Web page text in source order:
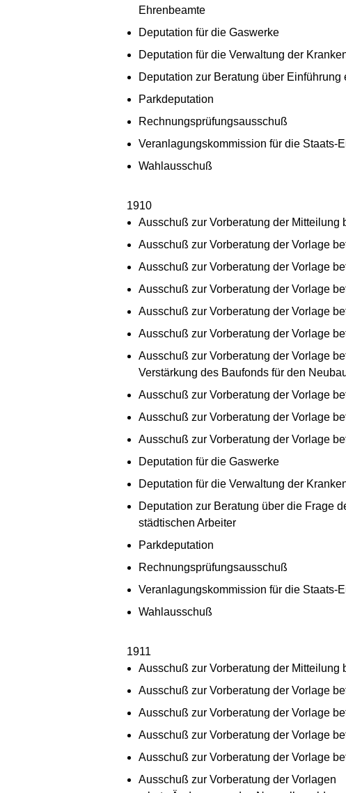
Ehrenbeamte
Deputation für die Gaswerke
Deputation für die Verwaltung der
Deputation zur Beratung über
Parkdeputation
Rechnungsprüfungsausschuß
Veranlagungskommission für die Staats-
Wahlausschuß
1910
Ausschuß zur Vorberatung der Mitteilung
Ausschuß zur Vorberatung der Vorlage
Ausschuß zur Vorberatung der Vorlage
Ausschuß zur Vorberatung der Vorlage
Ausschuß zur Vorberatung der Vorlage
Ausschuß zur Vorberatung der Vorlage
Ausschuß zur Vorberatung der Vorlage
Verstärkung des Baufonds für den
Ausschuß zur Vorberatung der Vorlage
Ausschuß zur Vorberatung der Vorlage
Ausschuß zur Vorberatung der Vorlage
Deputation für die Gaswerke
Deputation für die Verwaltung der
Deputation zur Beratung über die Frage
städtischen Arbeiter
Parkdeputation
Rechnungsprüfungsausschuß
Veranlagungskommission für die Staats-
Wahlausschuß
1911
Ausschuß zur Vorberatung der Mitteilung
Ausschuß zur Vorberatung der Vorlage
Ausschuß zur Vorberatung der Vorlage
Ausschuß zur Vorberatung der Vorlage
Ausschuß zur Vorberatung der Vorlage
Ausschuß zur Vorberatung der Vorlagen